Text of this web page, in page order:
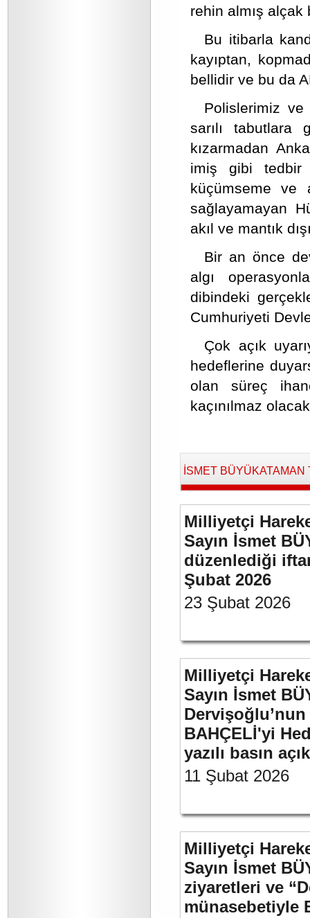
rehin almış alçak
Bu itibarla
kayıptan,
bellidir ve bu da
Polislerimiz ve
sarılı tabutlara
kızarmadan
imiş gibi tedbir
küçümseme ve
sağlayamayan
akıl ve mantık
Bir an önce
algı
dibindeki
Cumhuriyeti
Çok açık
hedeflerine
olan süreç
kaçınılmaz
İSMET BÜYÜKATAMAN
Milliyetçi
Sayın İsmet
düzenlediği
Şubat 2026
23 Şubat 2026
Milliyetçi
Sayın İsmet
Dervişoğlu’nun
BAHÇELİ'yi
yazılı basın
11 Şubat 2026
Milliyetçi
Sayın İsmet
ziyaretleri ve
münasebetiyle